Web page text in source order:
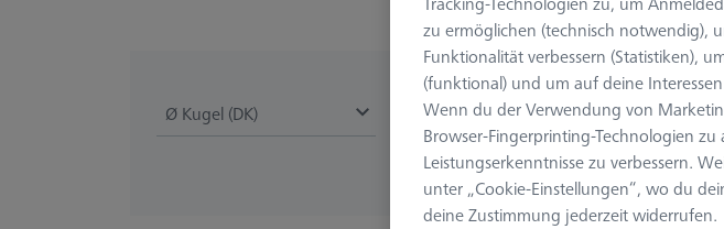
Ø Kugel (DK) Länge (L) Messlänge
zu ermöglichen (technisch notwendig),
Funktionalität verbessern (Statistiken),
(funktional) und um auf deine
Wenn du der Verwendung von
Browser-Fingerprinting-Technologien
Leistungserkenntnisse zu verbessern.
unter „Cookie-Einstellungen“, wo du
deine Zustimmung jederzeit widerrufen.